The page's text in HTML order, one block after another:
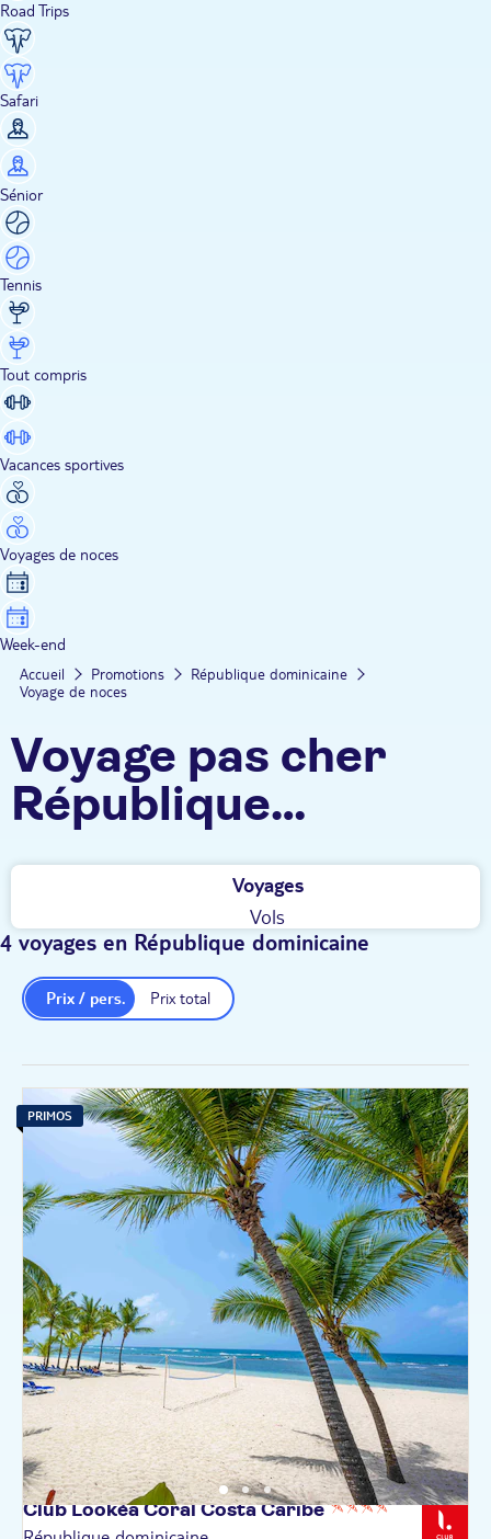
Road Trips
Safari
Sénior
Tennis
Tout compris
Vacances sportives
Voyages de noces
Week-end
Accueil Promotions
République dominicaine
Voyage de noces
Voyage pas cher
République
dominicaine -
Voyage de noces
Voyages
Vols
4 voyages en République dominicaine
Prix total
Prix / pers.
PRIMOS
Club Lookéa Coral CostaCaribe